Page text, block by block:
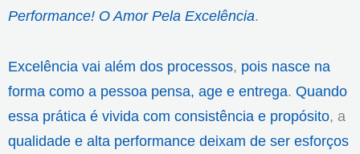
Performance! O Amor Pela Excelência.
Excelência vai além dos processos, pois nasce na
forma como a pessoa pensa, age e entrega. Quando
essa prática é vivida com consistência e propósito, a
qualidade e alta performance deixam de ser esforços